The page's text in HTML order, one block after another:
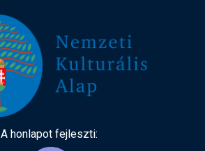
A honlapot fejleszti: